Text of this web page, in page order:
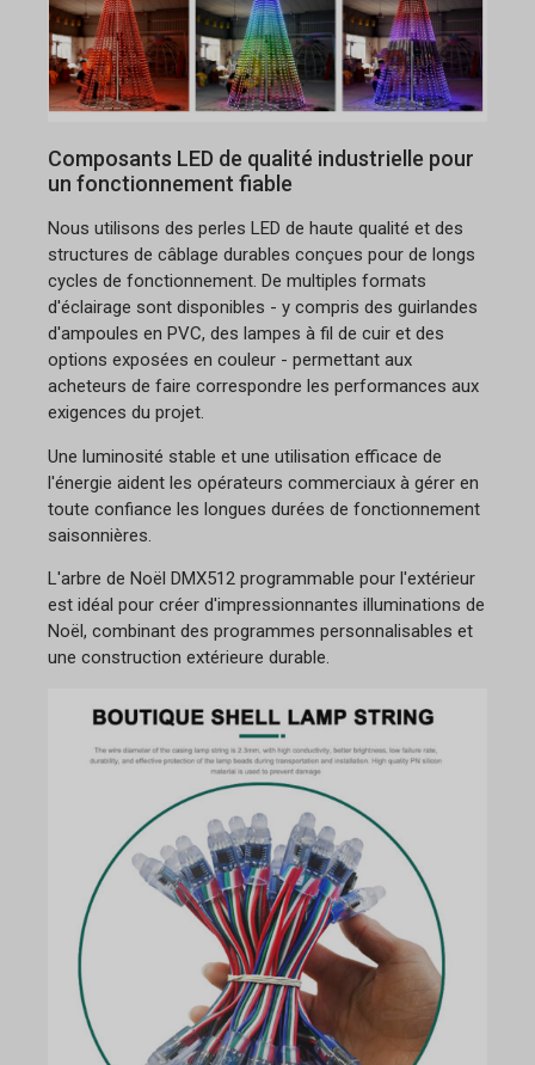
Composants LED de qualité industrielle pour
un fonctionnement fiable
Nous utilisons des perles LED de haute qualité et des
structures de câblage durables conçues pour de longs
cycles de fonctionnement. De multiples formats
d'éclairage sont disponibles - y compris des guirlandes
d'ampoules en PVC, des lampes à fil de cuir et des
options exposées en couleur - permettant aux
acheteurs de faire correspondre les performances aux
exigences du projet.
Une luminosité stable et une utilisation efficace de
l'énergie aident les opérateurs commerciaux à gérer en
toute confiance les longues durées de fonctionnement
saisonnières.
L'arbre de Noël DMX512 programmable pour l'extérieur
est idéal pour créer d'impressionnantes illuminations de
Noël, combinant des programmes personnalisables et
une construction extérieure durable.